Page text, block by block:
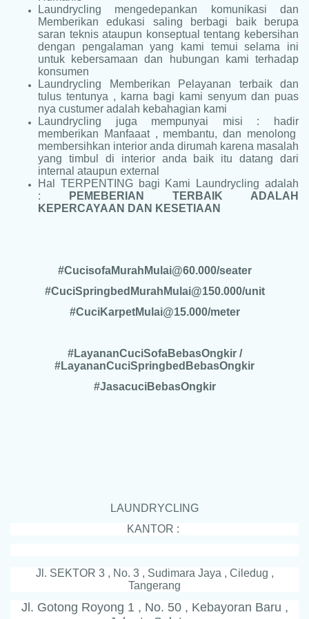
Laundrycling mengedepankan komunikasi dan
Memberikan edukasi saling berbagi baik berupa
saran teknis ataupun konseptual tentang kebersihan
dengan pengalaman yang kami temui selama ini
untuk kebersamaan dan hubungan kami terhadap
konsumen
Laundrycling Memberikan Pelayanan terbaik dan
tulus tentunya , karna bagi kami senyum dan puas
nya custumer adalah kebahagian kami
Laundrycling juga mempunyai misi : hadir
memberikan Manfaaat , membantu, dan menolong
membersihkan interior anda dirumah karena masalah
yang timbul di interior anda baik itu datang dari
internal ataupun external
Hal TERPENTING bagi Kami Laundrycling adalah
:
PEMEBERIAN TERBAIK ADALAH
KEPERCAYAAN DAN KESETIAAN
#CucisofaMurahMulai@60.000/seater
#CuciSpringbedMurahMulai@150.000/unit
#CuciKarpetMulai@15.000/meter
#LayananCuciSofaBebasOngkir /
#LayananCuciSpringbedBebasOngkir
#JasacuciBebasOngkir
LAUNDRYCLING
KANTOR :
Jl. SEKTOR 3 , No. 3 , Sudimara Jaya , Ciledug ,
Tangerang
Jl. Gotong Royong 1 , No. 50 , Kebayoran Baru ,